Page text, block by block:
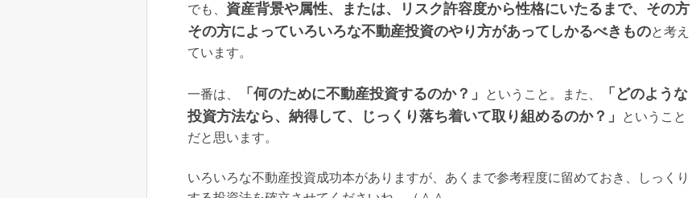
でも、 資産背景や属性、または、リスク許容度から性格にいたるまで、その方
その方によっていろいろな不動産投資のやり方があってしかるべきものと考え
ています。
一番は、 「何のために不動産投資するのか？」 ということ。また、
「どのような
投資方法なら、納得して、じっくり落ち着いて取り組めるのか？」
ということ
だと思います。
いろいろな不動産投資成功本がありますが、あくまで参考程度に留めておき、しっくり